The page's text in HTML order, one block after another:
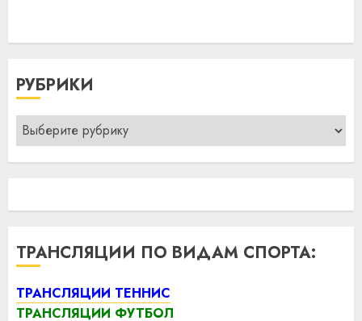
РУБРИКИ
Рубрики
ТРАНСЛЯЦИИ ПО ВИДАМ СПОРТА:
ТРАНСЛЯЦИИ ТЕННИС
ТРАНСЛЯЦИИ ФУТБОЛ